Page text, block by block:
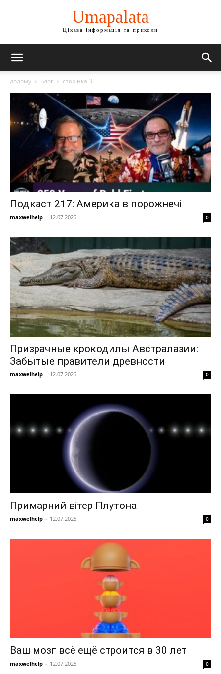
Umapalata
Цікава інформація та приколи
додому Блог сторінка 3
Подкаст 217: Америка в порожнечі
maxwelhelp - 12.07.2026 0
Призрачные крокодилы Австралазии:
Забытые правители древности
maxwelhelp - 12.07.2026 0
Примарний вітер Плутона
maxwelhelp - 12.07.2026 0
Ваш мозг всё ещё строится в 30 лет
maxwelhelp - 12.07.2026 0